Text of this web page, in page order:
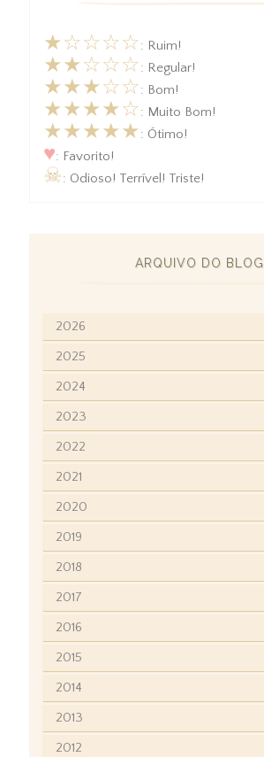
★☆☆☆☆: Ruim!
★★☆☆☆: Regular!
★★★☆☆: Bom!
★★★★☆: Muito Bom!
★★★★★: Ótimo!
♥: Favorito!
☠: Odioso! Terrível! Triste!
ARQUIVO DO BLOG
2026
2025
2024
2023
2022
2021
2020
2019
2018
2017
2016
2015
2014
2013
2012